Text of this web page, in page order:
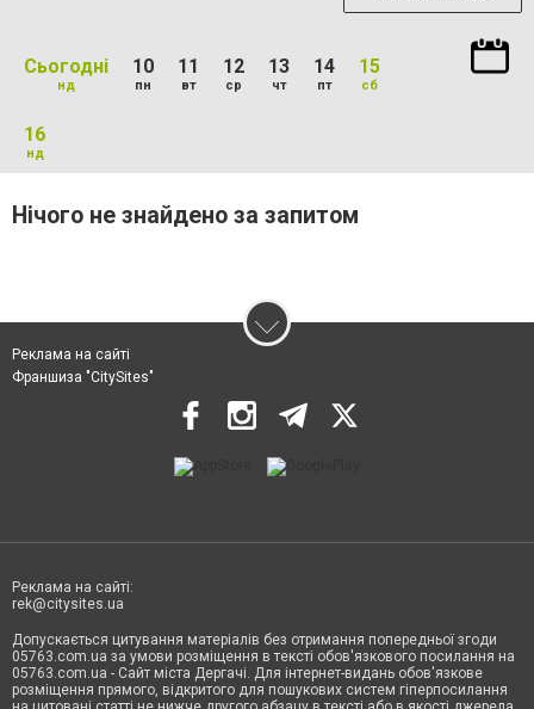
Сьогодні
нд
10
пн
11
вт
12
ср
13
чт
14
пт
15
сб
16
нд
Нічого не знайдено за запитом
Реклама на сайті
Франшиза "CitySites"
Реклама на сайті:
rek@citysites.ua
Допускається цитування матеріалів без отримання попередньої згоди
05763.com.ua за умови розміщення в тексті обов'язкового посилання на
05763.com.ua - Сайт міста Дергачі. Для інтернет-видань обов'язкове
розміщення прямого, відкритого для пошукових систем гіперпосилання